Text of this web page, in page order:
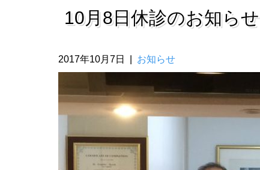
10月8日休診のお知らせ
2017年10月7日 お知らせ